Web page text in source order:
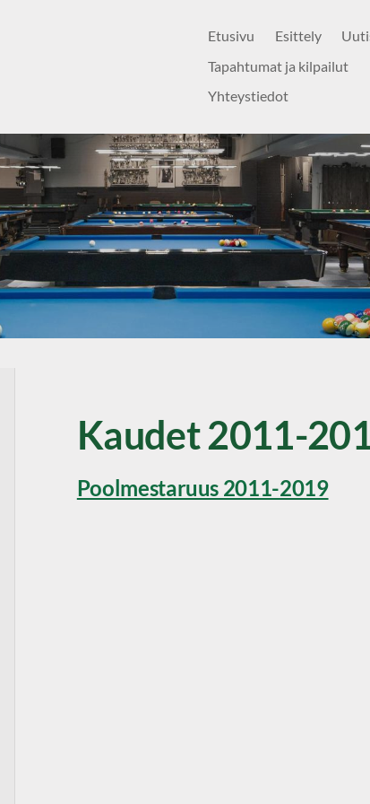
Etusivu Esittely
Tapahtumat ja kilpailut
Yhteystiedot
Kaudet 2011-
Poolmestaruus 2011-2019